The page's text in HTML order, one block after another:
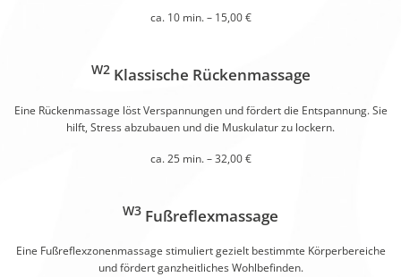
ca. 10 min. – 15,00 €
W2Klassische Rückenmassage
Eine Rückenmassage löst Verspannungen und fördert die Entspannung. Sie
hilft, Stress abzubauen und die Muskulatur zu lockern.
ca. 25 min. – 32,00 €
W3 Fußreflexmassage
Eine Fußreflexzonenmassage stimuliert gezielt bestimmte Körperbereiche
und fördert ganzheitliches Wohlbefinden.